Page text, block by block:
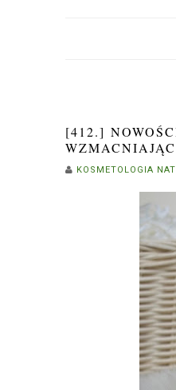
[412.]
KOSMETOLOGIA